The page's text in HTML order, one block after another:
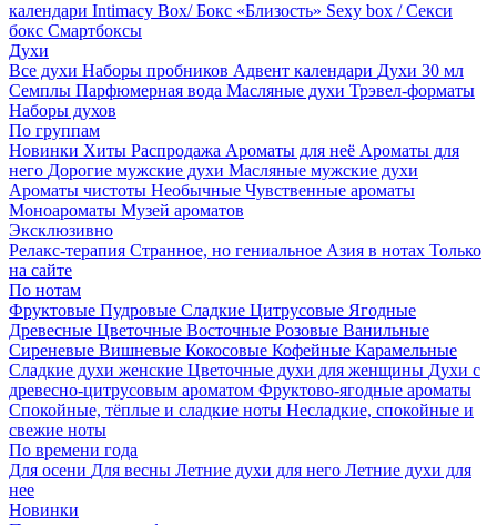
календари Intimacy Box/ Бокс «Близость» Sexy box / Секси
бокс Смартбоксы
Духи
Все духи Наборы пробников Адвент календари Духи 30 мл
Семплы Парфюмерная вода Масляные духи Трэвел-форматы
Наборы духов
По группам
Новинки Хиты Распродажа Ароматы для неё Ароматы для
него Дорогие мужские духи Масляные мужские духи
Ароматы чистоты Необычные Чувственные ароматы
Моноароматы Музей ароматов
Эксклюзивно
Релакс-терапия Странное, но гениальное Азия в нотах Только
на сайте
По нотам
Фруктовые Пудровые Сладкие Цитрусовые Ягодные
Древесные Цветочные Восточные Розовые Ванильные
Сиреневые Вишневые Кокосовые Кофейные Карамельные
Сладкие духи женские Цветочные духи для женщины Духи с
древесно-цитрусовым ароматом Фруктово-ягодные ароматы
Спокойные, тёплые и сладкие ноты Несладкие, спокойные и
свежие ноты
По времени года
Для осени Для весны Летние духи для него Летние духи для
нее
Новинки